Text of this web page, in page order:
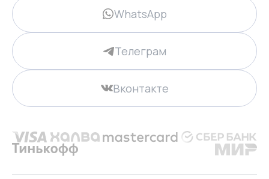
WhatsApp
Телеграм
Вконтакте